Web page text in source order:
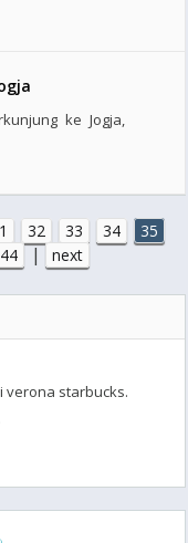
ke Jogja,
32 33 34
35
44 | next
verona starbucks.